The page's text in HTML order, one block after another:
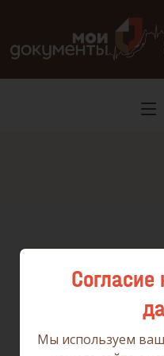
Согласие
Мы используем